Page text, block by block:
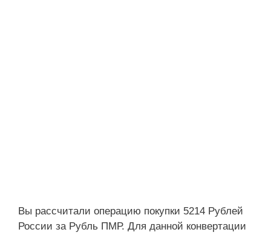
Вы рассчитали операцию покупки 5214 Рублей
России за Рубль ПМР. Для данной конвертации